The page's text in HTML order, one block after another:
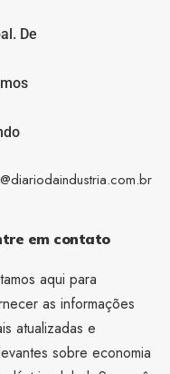
De
em contato
aqui para
as informações
atualizadas e
sobre economia